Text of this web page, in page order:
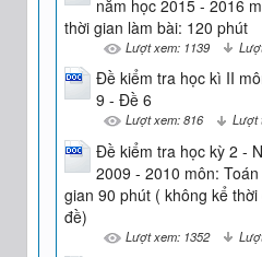
năm học 2015 - 2016
thời gian làm bài: 120 phút
Lượt xem: 1139
Đề kiểm tra học kì II
9 - Đề 6
Lượt xem: 816 Lượt
Đề kiểm tra học kỳ 2 -
2009 - 2010 môn:
gian 90 phút ( không kể thời
đề)
Lượt xem: 1352